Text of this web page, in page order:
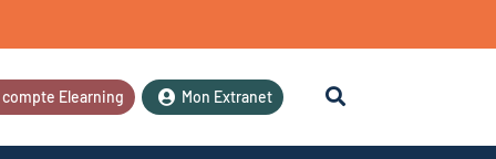
compte Elearning Mon Extranet